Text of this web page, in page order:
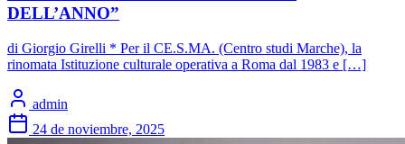
DELL’ANNO”
di Giorgio Girelli * Per il CE.S.MA. (Centro studi Marche), la
rinomata Istituzione culturale operativa a Roma dal 1983 e […]
admin
24 de noviembre, 2025